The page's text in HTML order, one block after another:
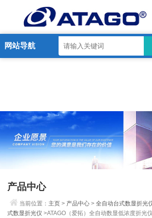
网站导航
产品中心
当前位置： 主页 > 产品中心 >全自动台式数显折光
式数显折光仪 >ATAGO（爱拓）全自动数显低浓度折光仪